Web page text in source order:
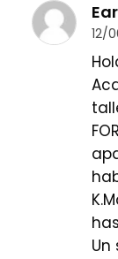
12/
Un